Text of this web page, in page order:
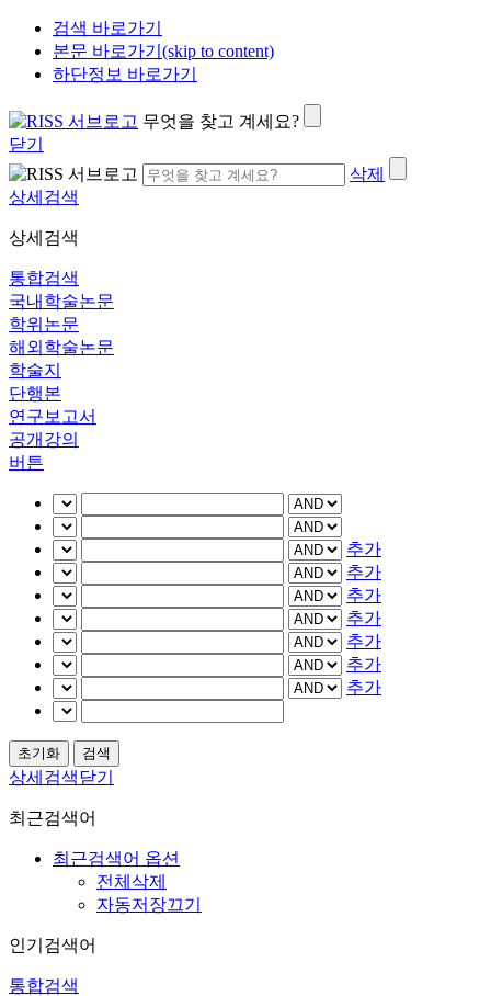
검색 바로가기
본문 바로가기(skip to content)
하단정보 바로가기
무엇을 찾고 계세요?
닫기
삭제
상세검색
상세검색
통합검색
국내학술논문
학위논문
해외학술논문
학술지
단행본
연구보고서
공개강의
버튼
추가
추가
추가
추가
추가
추가
추가
상세검색닫기
최근검색어
최근검색어 옵션
전체삭제
자동저장끄기
인기검색어
통합검색